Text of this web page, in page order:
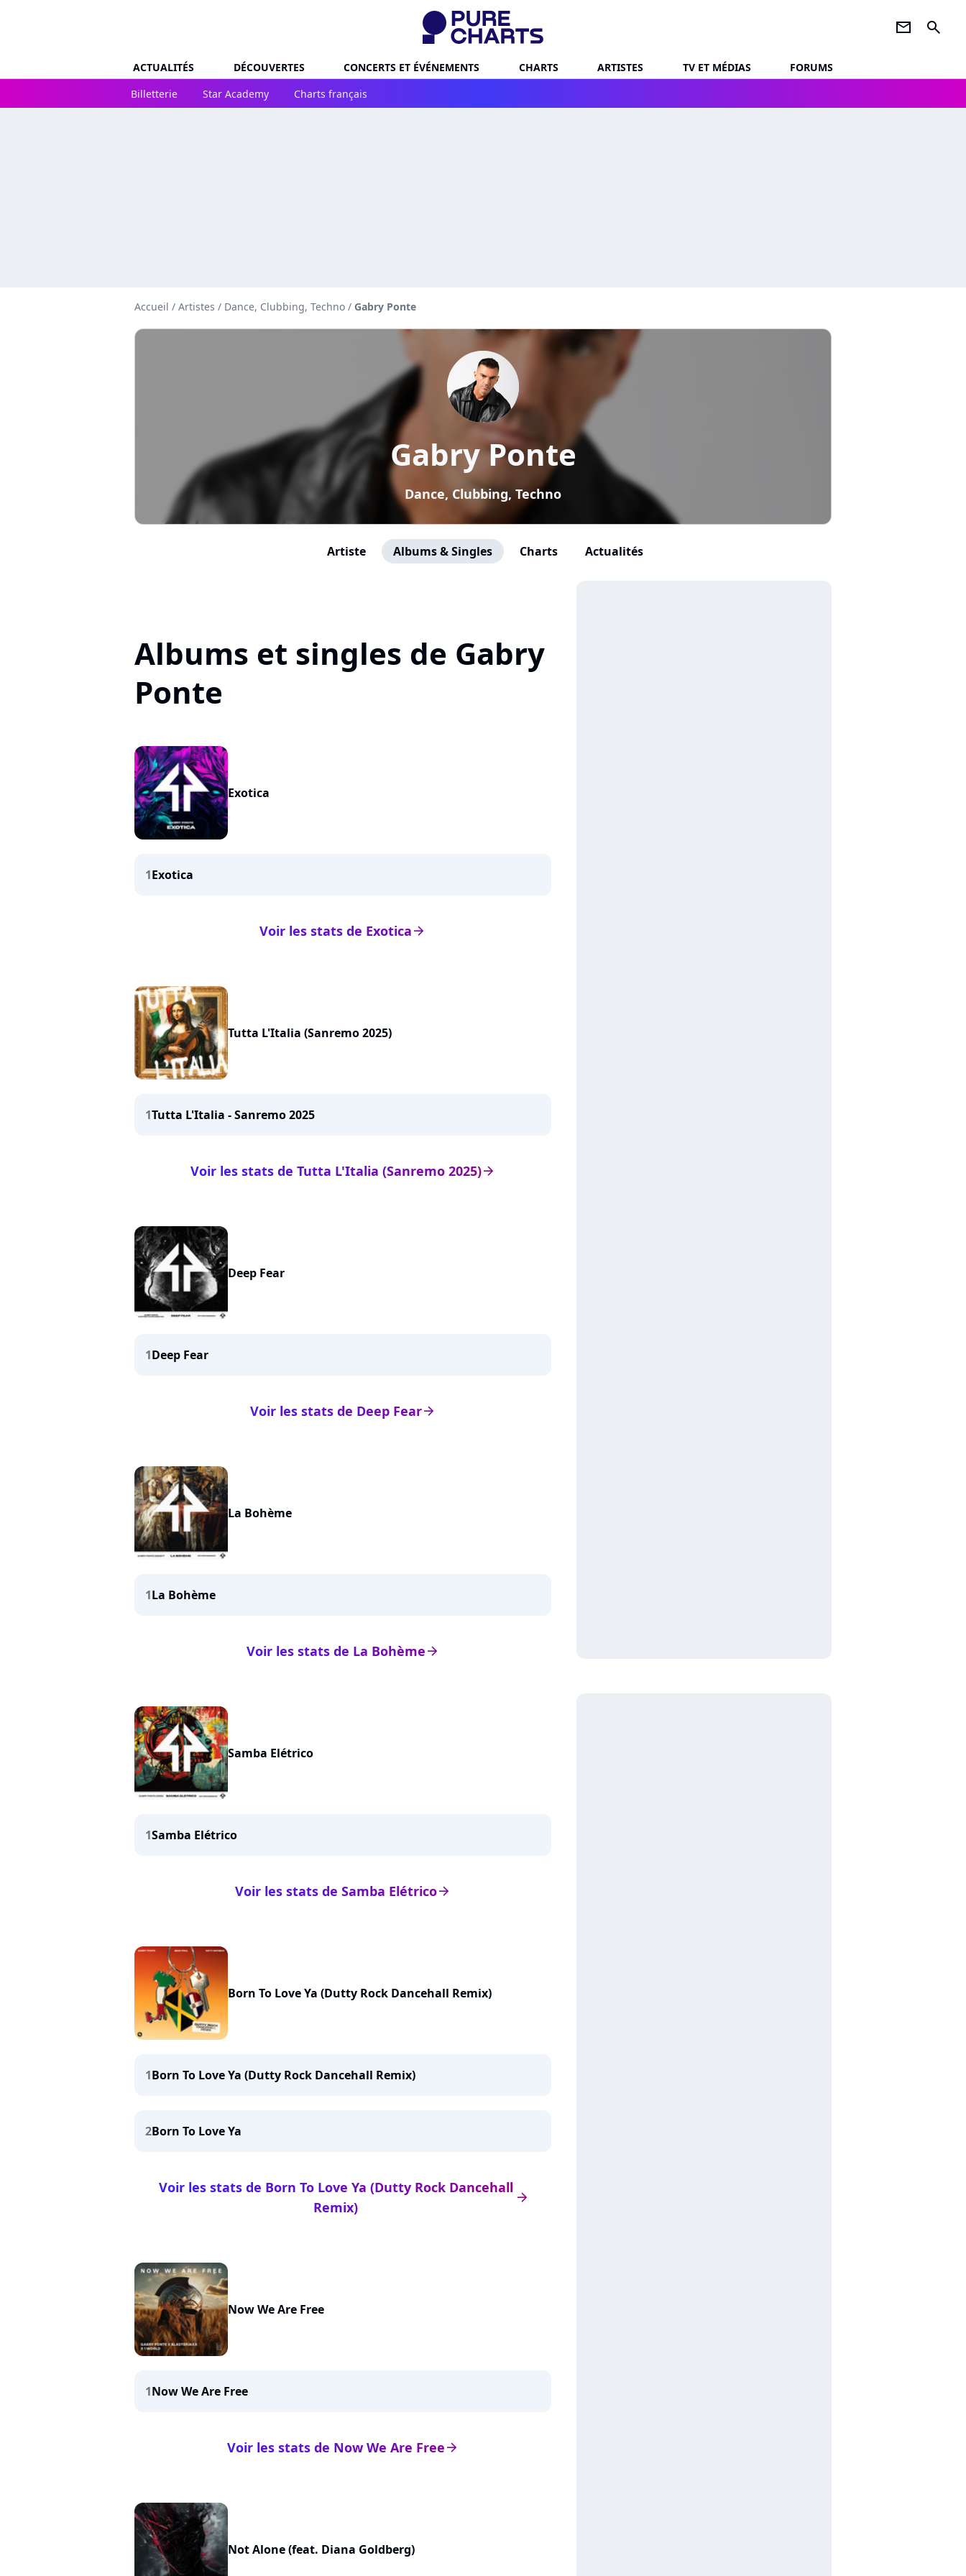
newsletter search
ACTUALITÉS DÉCOUVERTES CONCERTS ET ÉVÉNEMENTS CHARTS ARTISTES TV ET MÉDIAS
FORUMS
Billetterie
Star Academy Charts français
Accueil / Artistes / Dance, Clubbing, Techno / Gabry Ponte
Gabry Ponte
Dance, Clubbing, Techno
Artiste Albums & Singles Charts Actualités
Albums et singles de Gabry
Ponte
Exotica
1Exotica
arrow_right
Voir les stats de Exotica
Tutta L'Italia (Sanremo 2025)
1Tutta L'Italia - Sanremo 2025
arrow_right
Voir les stats de Tutta L'Italia (Sanremo 2025)
Deep Fear
1Deep Fear
arrow_right
Voir les stats de Deep Fear
La Bohème
1La Bohème
arrow_right
Voir les stats de La Bohème
Samba Elétrico
1Samba Elétrico
arrow_right
Voir les stats de Samba Elétrico
Born To Love Ya (Dutty Rock Dancehall Remix)
1Born To Love Ya (Dutty Rock Dancehall Remix)
2Born To Love Ya
arrow_right
Voir les stats de Born To Love Ya (Dutty Rock Dancehall
Remix)
Now We Are Free
1Now We Are Free
arrow_right
Voir les stats de Now We Are Free
Not Alone (feat. Diana Goldberg)